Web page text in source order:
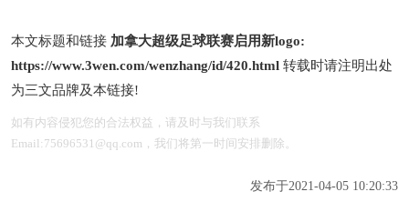
本文标题和链接 加拿大超级足球联赛启用新logo:
https://www.3wen.com/wenzhang/id/420.html 转载时请注明出处
为三文品牌及本链接!
如有内容侵犯您的合法权益，请及时与我们联系
Email:75696531@qq.com，我们将第一时间安排删除。
发布于2021-04-05 10:20:33